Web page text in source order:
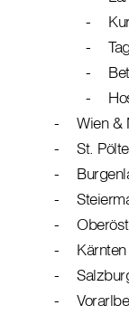
Wien &
St.
Kärnten